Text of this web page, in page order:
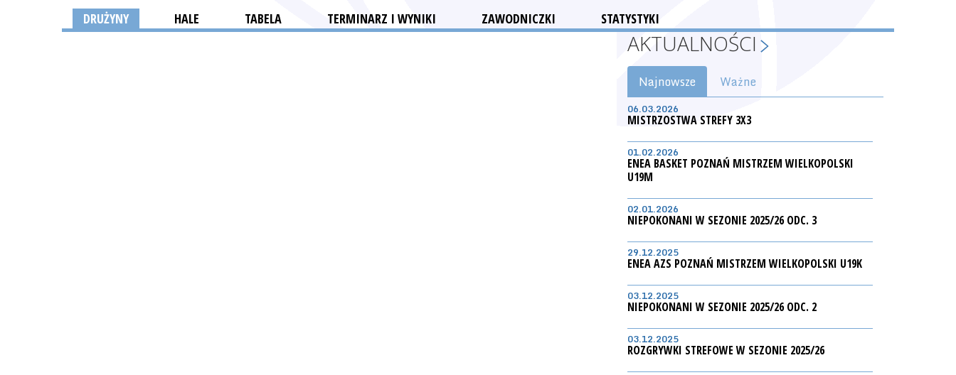
DRUŻYNY HALE TABELA TERMINARZ I WYNIKI ZAWODNICZKI STATYSTYKI
AKTUALNOŚCI
Najnowsze Ważne
06.03.2026
MISTRZOSTWA STREFY 3X3
01.02.2026
ENEA BASKET POZNAŃ MISTRZEM WIELKOPOLSKI
U19M
02.01.2026
NIEPOKONANI W SEZONIE 2025/26 ODC. 3
29.12.2025
ENEA AZS POZNAŃ MISTRZEM WIELKOPOLSKI U19K
03.12.2025
NIEPOKONANI W SEZONIE 2025/26 ODC. 2
03.12.2025
ROZGRYWKI STREFOWE W SEZONIE 2025/26